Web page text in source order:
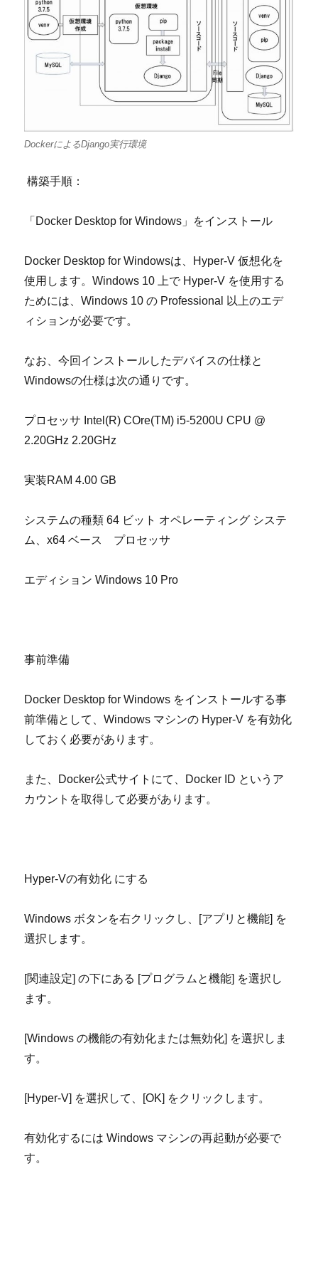
DockerによるDjango実行環境
構築手順：
「 Docker Desktop for Windows 」をインストール
Docker Desktop for Windowsは、 Hyper-V仮想化を
使用します。Windows 10 上でHyper-V を使用する
ためには、Windows 10の Professional
以上のエデ
ィションが必要です。
なお、今回インストールしたデバイスの仕様と
Windowsの仕様は次の通りです。
プロセッサ Intel(R) COre(TM) i5-5200U CPU @
2.20GHz 2.20GHz
実装RAM 4.00 GB
システムの種類 64 ビット オペレーティング システ
ム、x64ベース プロセッサ
エディション Windows 10 Pro
事前準備
Docker Desktop for Windows をインストールする事
前準備として、Windows マシンの Hyper-V を有効化
しておく必要があります。
また、 Docker公式サイトにて、 Docker ID というア
カウントを取得して必要があります。
Hyper-Vの有効化 にする
Windows ボタンを右クリックし、 [アプリと機能] を
選択します。
[関連設定]の下にある [プログラムと機能] を選択し
ます。
[Windowsの機能の有効化または無効化] を選択しま
す。
[Hyper-V] を選択して、 [OK] をクリックします。
有効化するには Windows マシンの再起動が必要で
す。